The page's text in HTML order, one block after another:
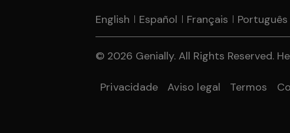
English Español Français Português
© 2026 Genially. All Rights Reserved.
Privacidade Aviso legal Termos